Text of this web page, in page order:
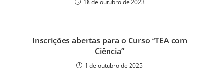
18 de outubro de 2023
Inscrições abertas para o Curso “TEA com
Ciência”
1 de outubro de 2025